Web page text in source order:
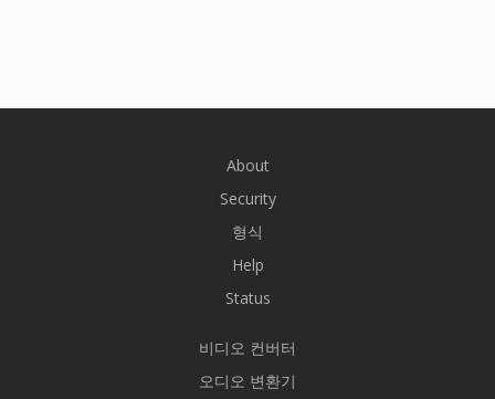
About
Security
형식
Help
Status
비디오 컨버터
오디오 변환기